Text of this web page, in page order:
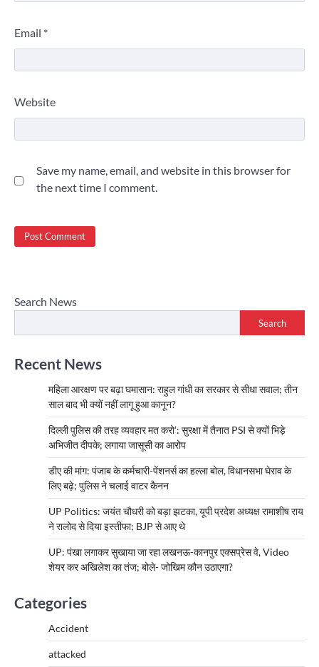
Email *
Website
Save my name, email, and website in this browser for
the next time I comment.
Search News
Search
Recent News
महिला आरक्षण पर बढ़ा घमासान: राहुल गांधी का सरकार से सीधा सवाल; तीन
साल बाद भी क्यों नहीं लागू हुआ कानून?
दिल्ली पुलिस की तरह व्यवहार मत करो’: सुरक्षा में तैनात PSI से क्यों भिड़े
अभिजीत दीपके; लगाया जासूसी का आरोप
डीए की मांग: पंजाब के कर्मचारी-पेंशनर्स का हल्ला बोल, विधानसभा घेराव के
लिए बढ़े; पुलिस ने चलाई वाटर कैनन
UP Politics: जयंत चौधरी को बड़ा झटका, यूपी प्रदेश अध्यक्ष रामाशीष राय
ने रालोद से दिया इस्तीफा; BJP से आए थे
UP: पंखा लगाकर सुखाया जा रहा लखनऊ-कानपुर एक्सप्रेस वे, Video
शेयर कर अखिलेश का तंज; बोले- जोखिम कौन उठाएगा?
Categories
Accident
attacked